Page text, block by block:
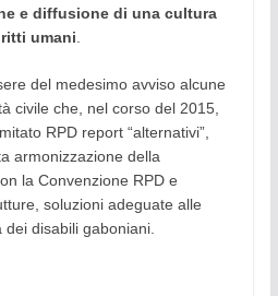
e diffusione di una cultura
umani
del medesimo avviso alcune
civile che, nel corso del 2015,
RPD report “alternativi”,
armonizzazione della
la Convenzione RPD e
soluzioni adeguate alle
disabili gaboniani.